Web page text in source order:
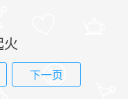
火
下一页